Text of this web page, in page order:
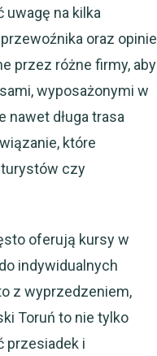
na kilka
oraz opinie
przez różne firmy, aby
wyposażonymi w
długa trasa
które
turystów czy
oferują kursy w
indywidualnych
z wyprzedzeniem,
Toruń to nie tylko
przesiadek i